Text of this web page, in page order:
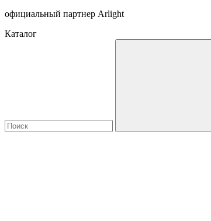
официальный партнер Arlight
Каталог